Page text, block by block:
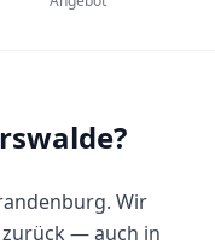
Wir
— auch in